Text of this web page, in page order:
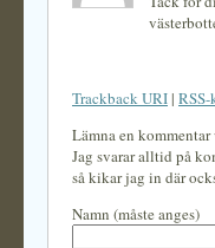
Trackback URI|
Lämna en
Jag svarar alltid på
så kikar jag in där
Namn (måste anges)